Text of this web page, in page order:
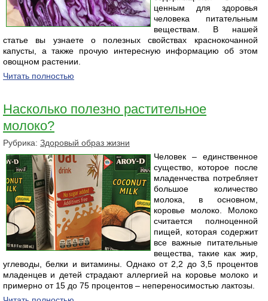
ценным для здоровья
человека питательным
веществам. В нашей
статье вы узнаете о полезных свойствах краснокочанной
капусты, а также прочую интересную информацию об этом
овощном растении.
Читать полностью
Насколько полезно растительное
молоко?
Рубрика: Здоровый образ жизни
Человек – единственное
существо, которое после
младенчества потребляет
большое количество
молока, в основном,
коровье молоко. Молоко
считается полноценной
пищей, которая содержит
все важные питательные
вещества, такие как жир,
углеводы, белки и витамины. Однако от 2,2 до 3,5 процентов
младенцев и детей страдают аллергией на коровье молоко и
примерно от 15 до 75 процентов – непереносимостью лактозы.